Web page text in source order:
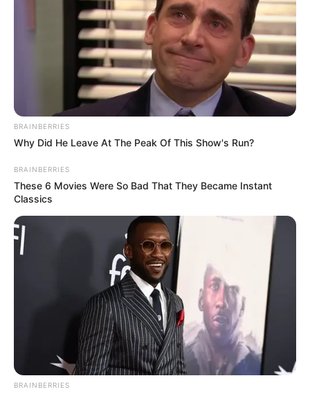
BRAINBERRIES
Why Did He Leave At The Peak Of This Show's Run?
BRAINBERRIES
These 6 Movies Were So Bad That They Became Instant
Classics
BRAINBERRIES